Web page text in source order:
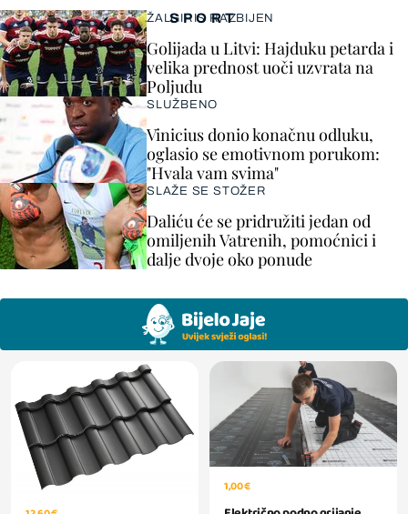
SPORT
ŽALGIRIS RAZBIJEN
Golijada u Litvi: Hajduku petarda i
velika prednost uoči uzvrata na
Poljudu
SLUŽBENO
Vinicius donio konačnu odluku,
oglasio se emotivnom porukom:
"Hvala vam svima"
SLAŽE SE STOŽER
Daliću će se pridružiti jedan od
omiljenih Vatrenih, pomoćnici i
dalje dvoje oko ponude
1,00 €